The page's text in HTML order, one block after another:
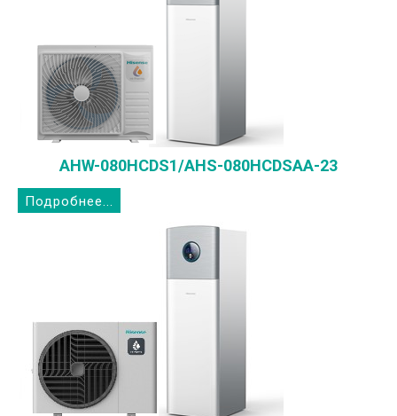
AHW-080HCDS1/AHS-080HCDSAA-23
Подробнее...